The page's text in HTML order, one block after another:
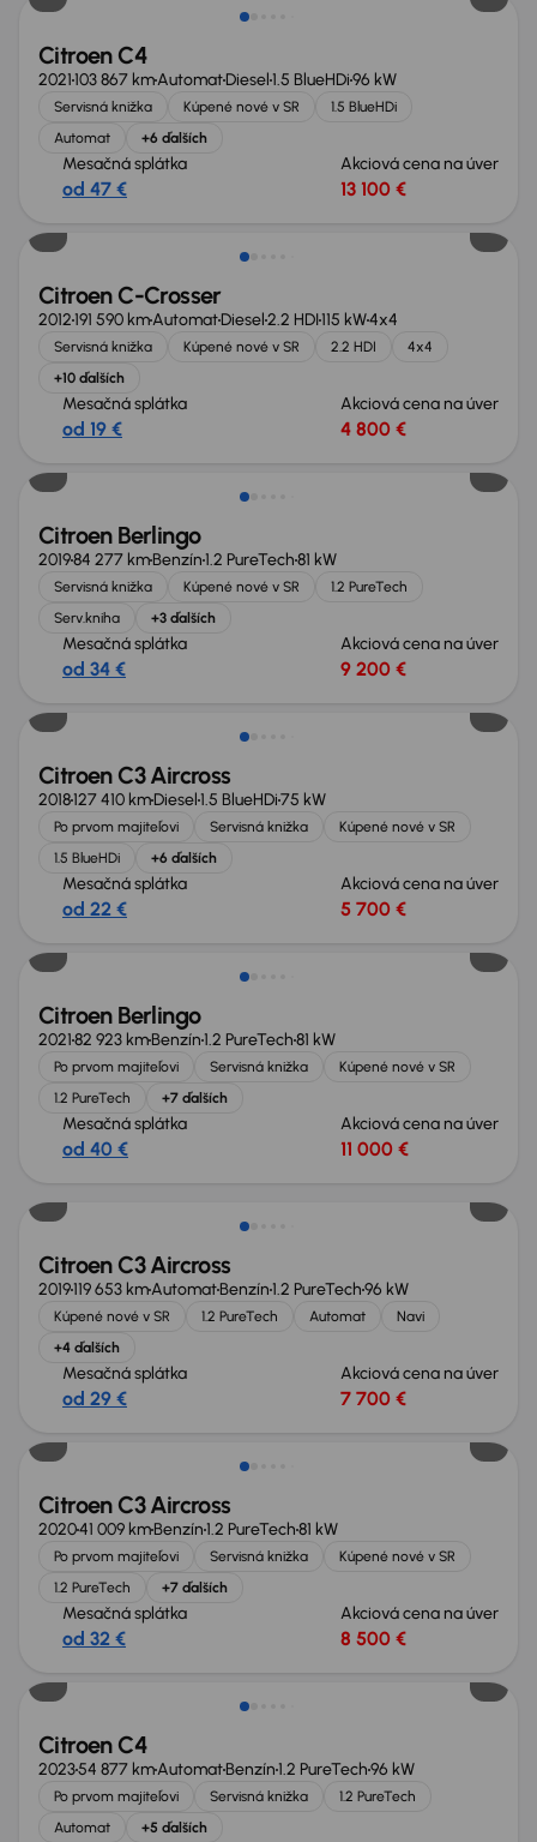
Citroen C4
2021103 867 kmAutomatDiesel1.5 BlueHDi96 kW
Servisná knižka Kúpené nové v SR
1.5 BlueHDi
Automat
+6 ďalších
Mesačná splátka
od 47 €
Akciová cena na úver
13 100 €
Citroen C-Crosser
2012191 590 kmAutomatDiesel2.2 HDI115 kW4x4
Servisná knižka Kúpené nové v SR 2.2 HDI
4x4
+10 ďalších
Mesačná splátka
od 19 €
Akciová cena na úver
4 800 €
Zlacnené o 900 €
Citroen Berlingo
201984 277 kmBenzín1.2 PureTech81 kW
Servisná knižka Kúpené nové v SR
1.2 PureTech
Serv.kniha
+3 ďalších
Mesačná splátka
od 34 €
Akciová cena na úver
9 200 €
Nové v ponuke
Citroen C3 Aircross
2018127 410 kmDiesel1.5 BlueHDi75 kW
Po prvom majiteľovi Servisná knižka
Kúpené nové v SR
1.5 BlueHDi
+6 ďalších
Mesačná splátka
od 22 €
Akciová cena na úver
5 700 €
Zlacnené o 500 €
Citroen Berlingo
202182 923 kmBenzín1.2 PureTech81 kW
Po prvom majiteľovi Servisná knižka
Kúpené nové v SR
1.2 PureTech
+7 ďalších
Mesačná splátka
od 40 €
Akciová cena na úver
11 000 €
Citroen C3 Aircross
2019119 653 kmAutomatBenzín1.2 PureTech96 kW
Kúpené nové v SR 1.2 PureTech Automat
Navi
+4 ďalších
Mesačná splátka
od 29 €
Akciová cena na úver
7 700 €
Citroen C3 Aircross
202041 009 kmBenzín1.2 PureTech81 kW
Po prvom majiteľovi Servisná knižka
Kúpené nové v SR
1.2 PureTech
+7 ďalších
Mesačná splátka
od 32 €
Akciová cena na úver
8 500 €
Extra zľava 800 €
Citroen C4
202354 877 kmAutomatBenzín1.2 PureTech96 kW
Po prvom majiteľovi Servisná knižka
1.2 PureTech
Automat
+5 ďalších